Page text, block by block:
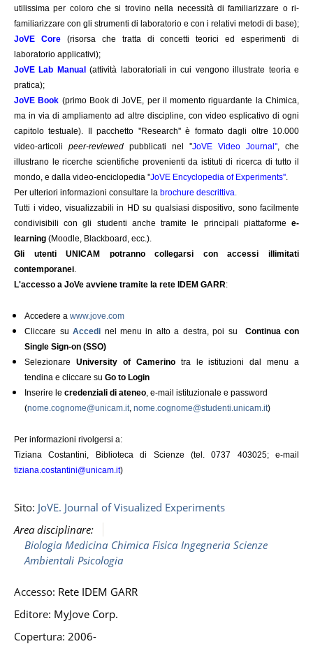
utilissima per coloro che si trovino nella necessità di familiarizzare o ri-
familiarizzare con gli strumenti di laboratorio e con i relativi metodi di base);
JoVE Core(risorsa che tratta di concetti teorici ed esperimenti di
laboratorio applicativi);
JoVE Lab Manual (attività laboratoriali in cui vengono illustrate teoria e
pratica);
JoVE Book (primo Book di JoVE, per il momento riguardante la Chimica,
ma in via di ampliamento ad altre discipline, con video esplicativo di ogni
capitolo testuale). Il pacchetto ''Research'' è formato dagli oltre 10.000
video-articoli peer-reviewed pubblicati nel ''JoVE Video Journal'', che
illustrano le ricerche scientifiche provenienti da istituti di ricerca di tutto il
mondo, e dalla video-enciclopedia ''JoVE Encyclopedia of Experiments''.
Per ulteriori informazioni consultare la brochure descrittiva.
Tutti i video, visualizzabili in HD su qualsiasi dispositivo, sono facilmente
condivisibili con gli studenti anche tramite le principali piattaforme e-
learning (Moodle, Blackboard, ecc.).
Gli utenti UNICAM potranno collegarsi con accessi illimitati
contemporanei.
L'accesso a JoVe avviene tramite la rete IDEM GARR:
Accedere awww.jove.com
Cliccare suAccedi nel menu in alto a destra, poi su Continua con
Single Sign-on (SSO)
SelezionareUniversity of Camerinotra le istituzioni dal menu a
tendina e cliccare suGo to Login
Inserire lecredenziali di ateneo, e-mail istituzionale e password
(nome.cognome@unicam.it,nome.cognome@studenti.unicam.it)
Per informazioni rivolgersi a:
Tiziana Costantini, Biblioteca di Scienze (tel. 0737 403025; e-mail
tiziana.costantini@unicam.it)
Sito: JoVE. Journal of Visualized Experiments
Area disciplinare:
Biologia Medicina Chimica Fisica Ingegneria Scienze
Ambientali Psicologia
Accesso: Rete IDEM GARR
Editore: MyJove Corp.
Copertura: 2006-